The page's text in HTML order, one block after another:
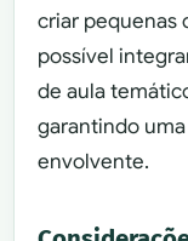
criar pequenas
possível
de aula
garantindo
envolvente.